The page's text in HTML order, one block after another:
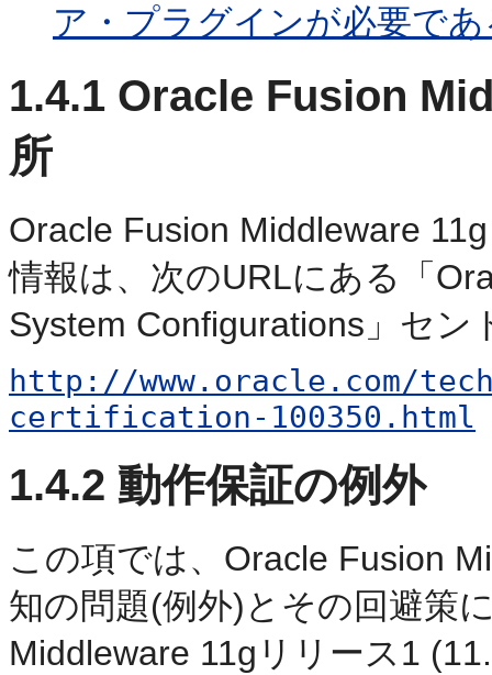
ア・プラグインが必要で
1.4.1 Oracle Fusion
所
Oracle Fusion Middleware
情報は、次のURLにある「
System Configurations」セ
http://www.oracle.com/
certification-100350.html
1.4.2 動作保証の例外
この項では、Oracle Fusion
知の問題(例外)とその回避策
Middleware 11gリリース1